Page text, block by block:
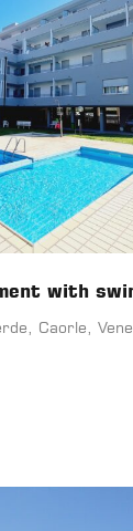
with
Caorle,